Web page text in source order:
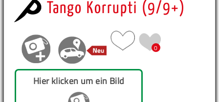
Tango Korrupti (9/9+)
0
Hier klicken um ein Bild